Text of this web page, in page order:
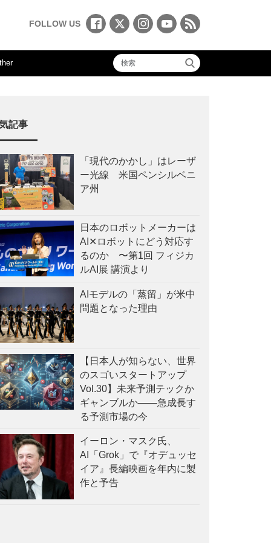
FOLLOW US
記事
「現代のかかし」はレーザ
ー光線 米国ペンシルベニ
ア州
日本のロボットメーカーは
AI✕ロボットにどう対応す
るのか 〜第1回 フィジカ
ルAI展 講演より
AIモデルの「蒸留」が米中
問題となった理由
【日本人が知らない、世界
のスゴいスタートアップ
Vol.30】未来予測テックか
ギャンブルか——急成長す
る予測市場の今
イーロン・マスク氏、
AI「Grok」で『オデュッセ
イア』長編映画を年内に製
作と予告